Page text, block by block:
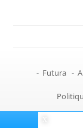
- Futura -